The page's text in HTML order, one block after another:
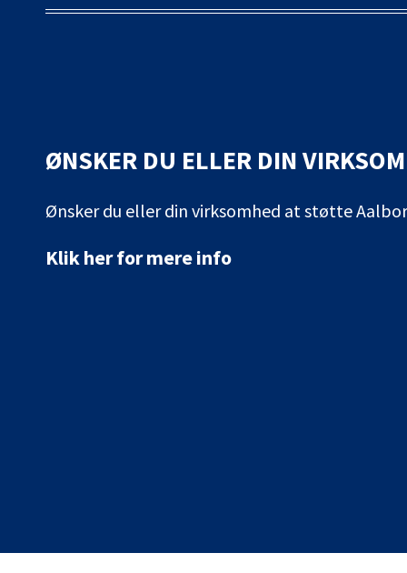
ØNSKER DU ELLER DIN
Ønsker du eller din virksomhed at støtte
Klik her for mere info